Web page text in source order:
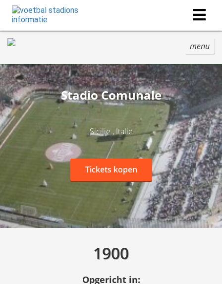
menu
Stadio Comunale
Sicilië , Italië
Tickets kopen
1900
Opgericht in: